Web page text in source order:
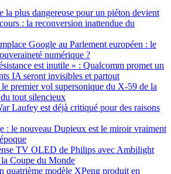
la plus dangereuse pour un piéton devient
: la reconversion inattendue du
Google au Parlement européen : le
numérique ?
est inutile » : Qualcomm promet un
IA seront invisibles et partout
premier vol supersonique du X-59 de la
tout silencieux
Laufey est déjà critiqué pour des raisons
: le nouveau Dupieux est le miroir vraiment
TV OLED de Philips avec Ambilight
Coupe du Monde
quatrième modèle XPeng produit en